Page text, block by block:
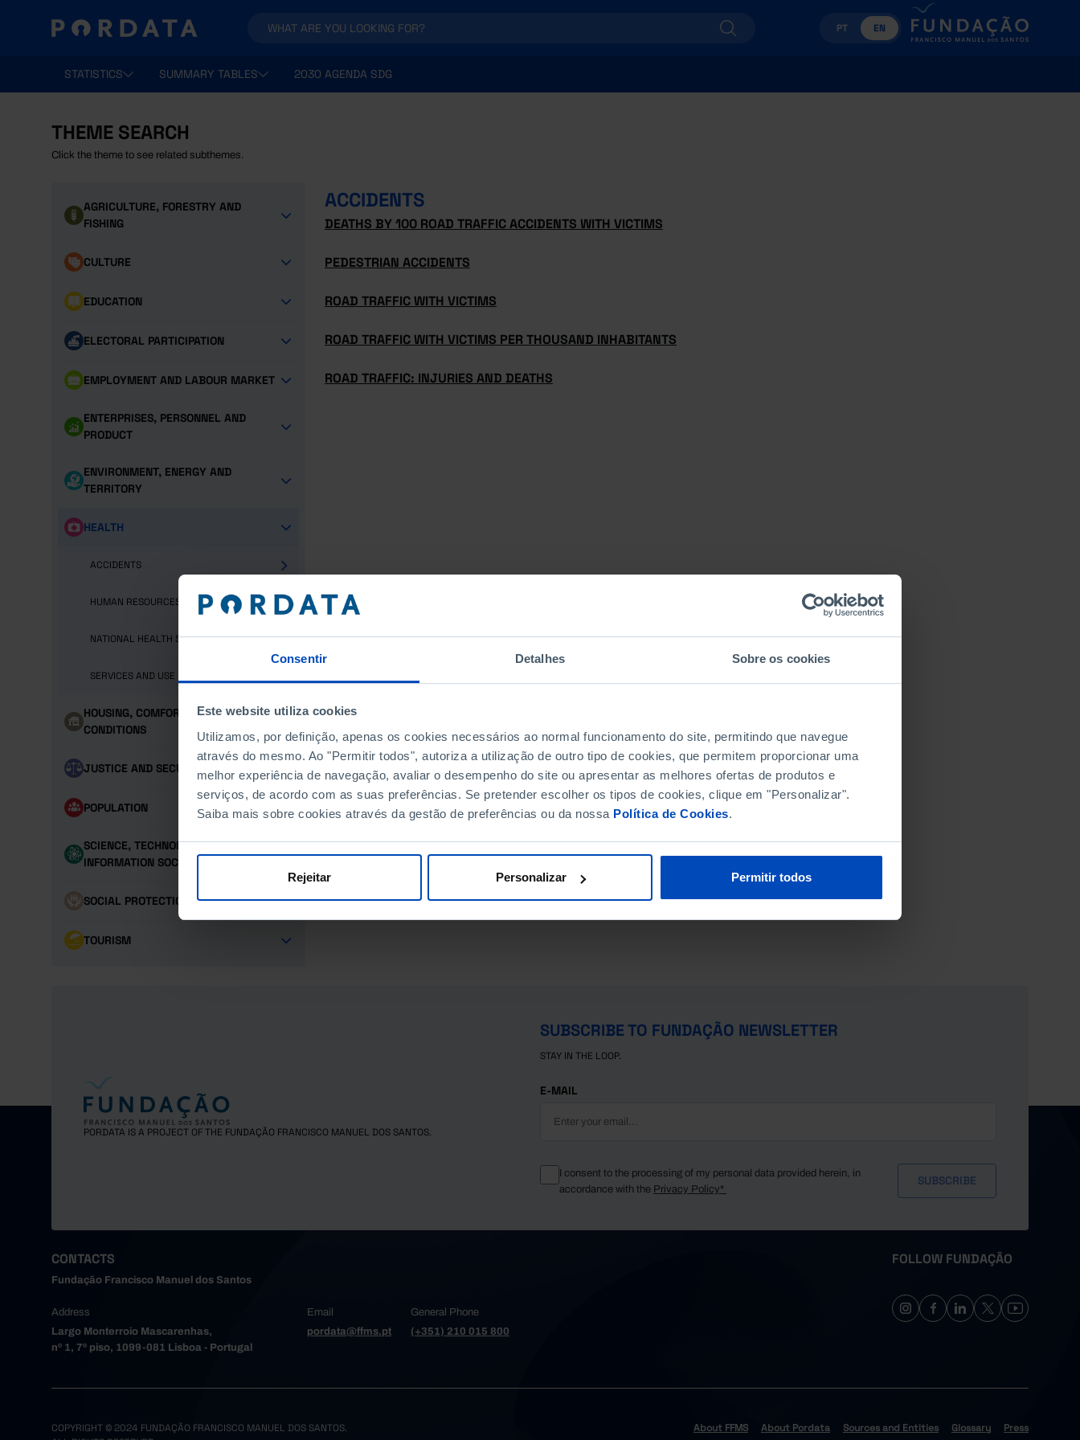
Consentir Detalhes Sobre os cookies
Este website utiliza cookies
Utilizamos, por definição, apenas os cookies necessários ao normal funcionamento do site, permitindo que navegue
através do mesmo. Ao "Permitir todos", autoriza a utilização de outro tipo de cookies, que permitem proporcionar uma
melhor experiência de navegação, avaliar o desempenho do site ou apresentar as melhores ofertas de produtos e
serviços, de acordo com as suas preferências. Se pretender escolher os tipos de cookies, clique em "Personalizar".
Saiba mais sobre cookies através da gestão de preferências ou da nossa Política de Cookies.
Rejeitar Personalizar Permitir todos
PT EN
STATISTICS SUMMARY TABLES 2030 AGENDA SDG
THEME SEARCH
Click the theme to see related subthemes.
AGRICULTURE, FORESTRY AND
FISHING
CULTURE
EDUCATION
ELECTORAL PARTICIPATION
EMPLOYMENT AND LABOUR MARKET
ENTERPRISES, PERSONNEL AND
PRODUCT
ENVIRONMENT, ENERGY AND
TERRITORY
HEALTH
ACCIDENTS
HUMAN RESOURCES
NATIONAL HEALTH SERVICE (NHS)
SERVICES AND USE
HOUSING, COMFORT AND LIVING
CONDITIONS
JUSTICE AND SECURITY
POPULATION
SCIENCE, TECHNOLOGY AND
INFORMATION SOCIETY
SOCIAL PROTECTION
TOURISM
ACCIDENTS
DEATHS BY 100 ROAD TRAFFIC ACCIDENTS WITH VICTIMS
PEDESTRIAN ACCIDENTS
ROAD TRAFFIC WITH VICTIMS
ROAD TRAFFIC WITH VICTIMS PER THOUSAND INHABITANTS
ROAD TRAFFIC: INJURIES AND DEATHS
PORDATA IS A PROJECT OF THE FUNDAÇÃO FRANCISCO MANUEL DOS SANTOS.
SUBSCRIBE TO FUNDAÇÃO NEWSLETTER
STAY IN THE LOOP.
E-MAIL
I consent to the processing of my personal data provided herein, in
accordance with the Privacy Policy*
CONTACTS
Fundação Francisco Manuel dos Santos
Address
Largo Monterroio Mascarenhas,
nº 1, 7º piso, 1099-081 Lisboa - Portugal
Email
pordata@ffms.pt
General Phone
(+351) 210 015 800
FOLLOW FUNDAÇÃO
COPYRIGHT © 2024 FUNDAÇÃO FRANCISCO MANUEL DOS SANTOS.
About FFMS About Pordata Sources and Entities Glossary Press